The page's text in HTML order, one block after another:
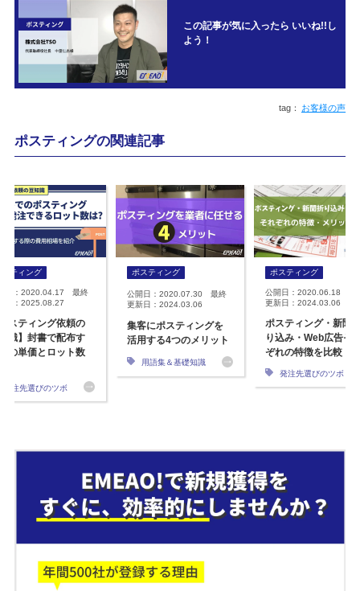
この記事が気に入ったら いいね!!し
よう！
お客様の声
ポスティングの関連記事
スティング
日：2020.04.17 最終
日：2025.08.27
スティング依頼の
識】封書で配布す
の単価とロット数
発注先選びのツボ
ポスティング
公開日：2020.07.30 最終
更新日：2024.03.06
集客にポスティングを
活用する4つのメリット
用語集＆基礎知識
ポスティング
公開日：2020.06.18 最
更新日：2024.03.06
ポスティング・新聞
り込み・Web広告そ
ぞれの特徴を比較
発注先選びのツボ